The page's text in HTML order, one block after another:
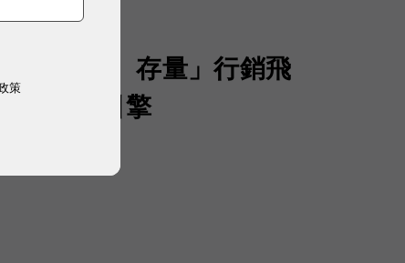
量、流量、存量」行銷飛
AI 成長引擎
策